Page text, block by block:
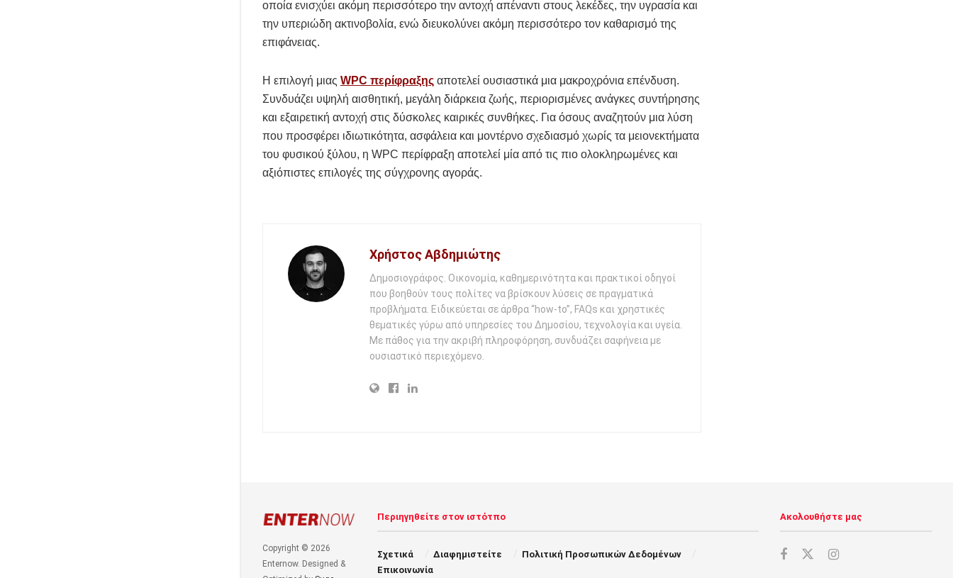
οποία ενισχύει ακόμη περισσότερο την αντοχή απέναντι στους λεκέδες, την υγρασία και
την υπεριώδη ακτινοβολία, ενώ διευκολύνει ακόμη περισσότερο τον καθαρισμό της
επιφάνειας.
Η επιλογή μιας WPC περίφραξης αποτελεί ουσιαστικά μια μακροχρόνια επένδυση.
Συνδυάζει υψηλή αισθητική, μεγάλη διάρκεια ζωής, περιορισμένες ανάγκες συντήρησης
και εξαιρετική αντοχή στις δύσκολες καιρικές συνθήκες. Για όσους αναζητούν μια λύση
που προσφέρει ιδιωτικότητα, ασφάλεια και μοντέρνο σχεδιασμό χωρίς τα μειονεκτήματα
του φυσικού ξύλου, η WPC περίφραξη αποτελεί μία από τις πιο ολοκληρωμένες και
αξιόπιστες επιλογές της σύγχρονης αγοράς.
Χρήστος Αβδημιώτης
Δημοσιογράφος. Οικονομία, καθημερινότητα και πρακτικοί οδηγοί
που βοηθούν τους πολίτες να βρίσκουν λύσεις σε πραγματικά
προβλήματα. Ειδικεύεται σε άρθρα “how-to”, FAQs και χρηστικές
θεματικές γύρω από υπηρεσίες του Δημοσίου, τεχνολογία και υγεία.
Με πάθος για την ακριβή πληροφόρηση, συνδυάζει σαφήνεια με
ουσιαστικό περιεχόμενο.
Copyright © 2026
Enternow. Designed &
Περιηγηθείτε στον ιστότπο
Σχετικά Διαφημιστείτε
Πολιτική Προσωπικών Δεδομένων
Επικοινωνία
Ακολουθήστε μας